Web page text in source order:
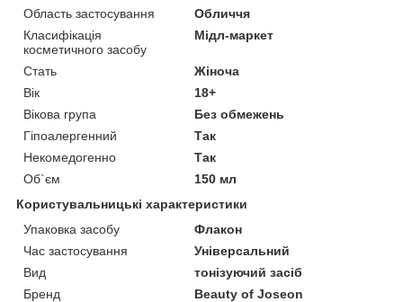
Область застосування
Обличчя
Класифікація
косметичного засобу
Мідл-маркет
Стать
Жіноча
Вік
18+
Вікова група
Без обмежень
Гіпоалергенний
Так
Некомедогенно
Так
Об`єм
150 мл
Користувальницькі характеристики
Упаковка засобу
Флакон
Час застосування
Універсальний
Вид
тонізуючий засіб
Бренд
Beauty of Joseon